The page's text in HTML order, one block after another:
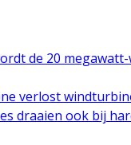
de 20
verlost
draaien ook bij